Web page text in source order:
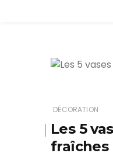
DÉCORATION
Les 5
fraîches